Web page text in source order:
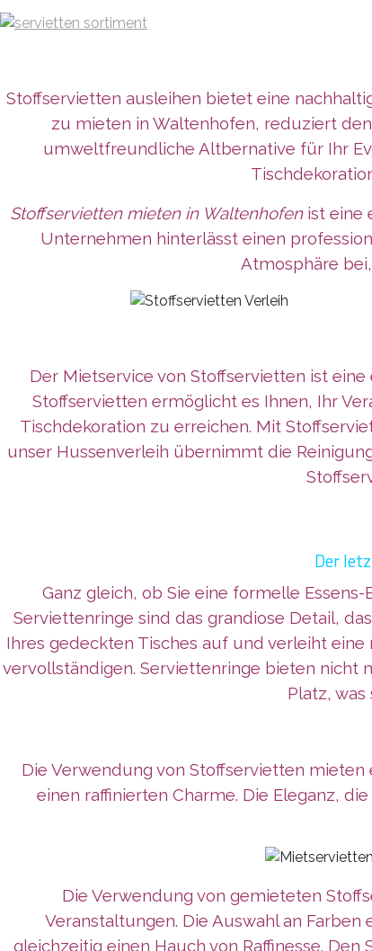
Stoffservietten ausleihen bietet eine
zu mieten in Waltenhofen, reduziert
umweltfreundliche Altbernative für Ihr
Stoffservietten mieten in Waltenhofenist eine
Unternehmen hinterlässt einen
Atmosphäre
Der Mietservice von Stoffservietten ist
Stoffservietten ermöglicht es Ihnen, Ihr
Tischdekoration zu erreichen. Mit
unser Hussenverleih übernimmt die
Der
Ganz gleich, ob Sie eine formelle
Serviettenringe sind das grandiose Detail,
Ihres gedeckten Tisches auf und verleiht
vervollständigen. Serviettenringe bieten nicht
Platz,
Die Verwendung von Stoffservietten
einen raffinierten Charme. Die Eleganz,
Die Verwendung von gemieteten
Veranstaltungen. Die Auswahl an
gleichzeitig einen Hauch von Raffinesse.